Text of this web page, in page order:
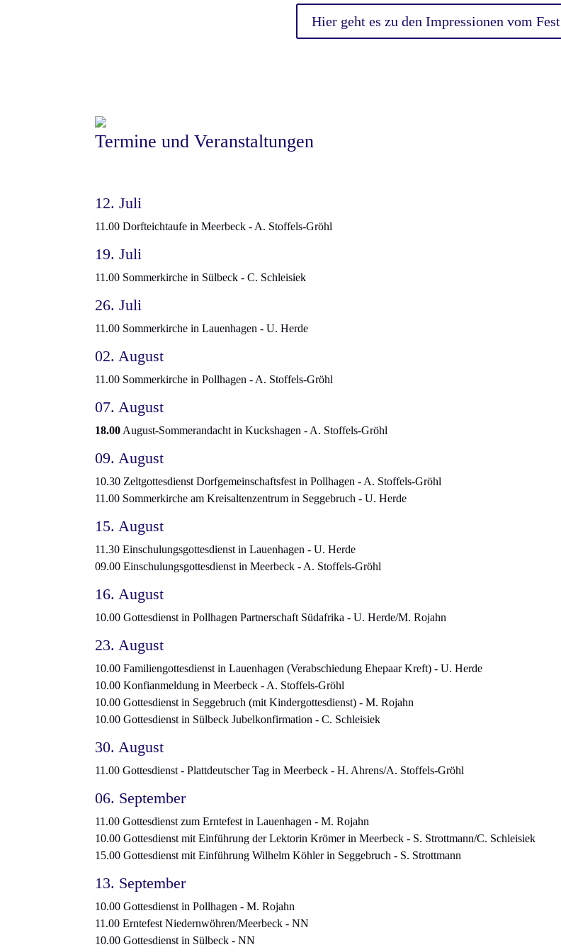
Hier geht es zu den Impressionen vom Fest
Termine und Veranstaltungen
12. Juli
11.00 Dorfteichtaufe in Meerbeck - A. Stoffels-Gröhl
19. Juli
11.00 Sommerkirche in Sülbeck - C. Schleisiek
26. Juli
11.00 Sommerkirche in Lauenhagen - U. Herde
02. August
11.00 Sommerkirche in Pollhagen - A. Stoffels-Gröhl
07. August
18.00 August-Sommerandacht in Kuckshagen - A. Stoffels-Gröhl
09. August
10.30 Zeltgottesdienst Dorfgemeinschaftsfest in Pollhagen - A. Stoffels-Gröhl
11.00 Sommerkirche am Kreisaltenzentrum in Seggebruch - U. Herde
15. August
11.30 Einschulungsgottesdienst in Lauenhagen - U. Herde
09.00 Einschulungsgottesdienst in Meerbeck - A. Stoffels-Gröhl
16. August
10.00 Gottesdienst in Pollhagen Partnerschaft Südafrika - U. Herde/M. Rojahn
23. August
10.00 Familiengottesdienst in Lauenhagen (Verabschiedung Ehepaar Kreft) - U. Herde
10.00 Konfianmeldung in Meerbeck - A. Stoffels-Gröhl
10.00 Gottesdienst in Seggebruch (mit Kindergottesdienst) - M. Rojahn
10.00 Gottesdienst in Sülbeck Jubelkonfirmation - C. Schleisiek
30. August
11.00 Gottesdienst - Plattdeutscher Tag in Meerbeck - H. Ahrens/A. Stoffels-Gröhl
06. September
11.00 Gottesdienst zum Erntefest in Lauenhagen - M. Rojahn
10.00 Gottesdienst mit Einführung der Lektorin Krömer in Meerbeck - S. Strottmann/C. Schleisiek
15.00 Gottesdienst mit Einführung Wilhelm Köhler in Seggebruch - S. Strottmann
13. September
10.00 Gottesdienst in Pollhagen - M. Rojahn
11.00 Erntefest Niedernwöhren/Meerbeck - NN
10.00 Gottesdienst in Sülbeck - NN